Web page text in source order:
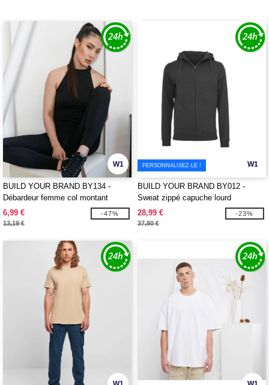
W1
BUILD YOUR BRAND BY134 -
Débardeur femme col montant
6,99 €
13,19 €
-47%
W1
PERSONNALISEZ-LE !
BUILD YOUR BRAND BY012 -
Sweat zippé capuche lourd
28,99 €
37,80 €
-23%